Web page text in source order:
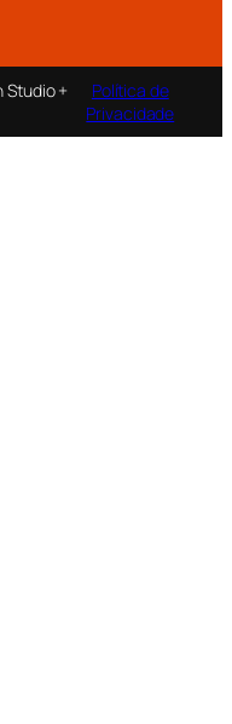
Studio +
Política de
Privacidade